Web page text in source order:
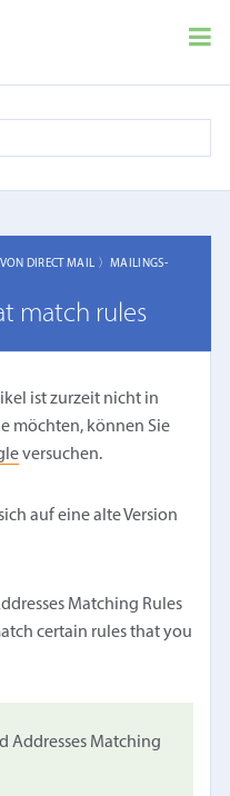
DIRECT MAIL 〉 MAILINGS-
match rules
ist zurzeit nicht in
möchten, können Sie
versuchen.
auf eine alte Version
Matching Rules
certain rules that you
Addresses Matching